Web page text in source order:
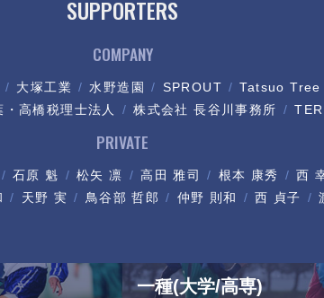
SUPPORTERS
COMPANY
大塚工業 水野造園 SPROUT
Tatsuo
・高橋税理士法人 株式会社 長谷川事務所
PRIVATE
石原 魁 松矢 凛 高田 雅司 根本 康秀
西
天野 実 鳥谷部 哲郎 仲野 則和 西 貞子
一種(大学/高専)